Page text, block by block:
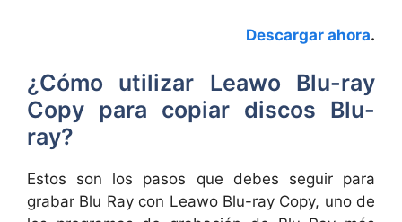
Descargar ahora.
¿Cómo utilizar Leawo Blu-ray
Copy para copiar discos Blu-
ray?
Estos son los pasos que debes seguir para
grabar Blu Ray con Leawo Blu-ray Copy, uno de